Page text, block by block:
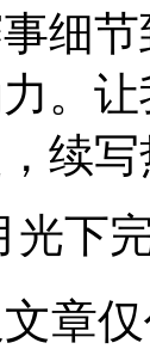
细
。
续
光下
章